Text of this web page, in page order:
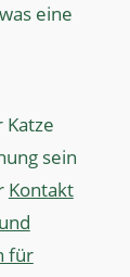
eine
Katze
sein
Kontakt
für